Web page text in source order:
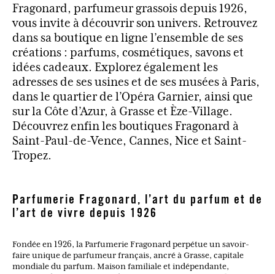
Fragonard, parfumeur grassois depuis 1926,
vous invite à découvrir son univers. Retrouvez
dans sa boutique en ligne l’ensemble de ses
créations : parfums, cosmétiques, savons et
idées cadeaux. Explorez également les
adresses de ses usines et de ses musées à Paris,
dans le quartier de l’Opéra Garnier, ainsi que
sur la Côte d’Azur, à Grasse et Èze-Village.
Découvrez enfin les boutiques Fragonard à
Saint-Paul-de-Vence, Cannes, Nice et Saint-
Tropez.
Parfumerie Fragonard, l’art du parfum et de
l’art de vivre depuis 1926
Fondée en 1926, la Parfumerie Fragonard perpétue un savoir-
faire unique de parfumeur français, ancré à Grasse, capitale
mondiale du parfum. Maison familiale et indépendante,